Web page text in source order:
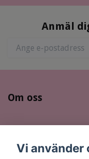
Anmäl
Om oss
Vi använder